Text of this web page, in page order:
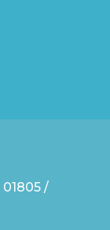
01805 /